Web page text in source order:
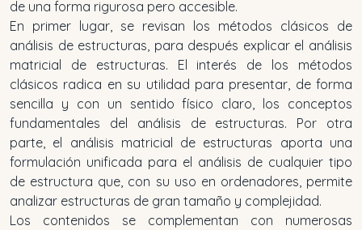
de una forma rigurosa pero accesible.
En primer lugar, se revisan los métodos clásicos de
análisis de estructuras, para después explicar el análisis
matricial de estructuras. El interés de los métodos
clásicos radica en su utilidad para presentar, de forma
sencilla y con un sentido físico claro, los conceptos
fundamentales del análisis de estructuras. Por otra
parte, el análisis matricial de estructuras aporta una
formulación unificada para el análisis de cualquier tipo
de estructura que, con su uso en ordenadores, permite
analizar estructuras de gran tamaño y complejidad.
Los contenidos se complementan con numerosas